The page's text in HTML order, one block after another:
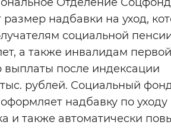
размер надбавки на уход,
социальной
а также инвалидам первой
выплаты после индексации
тыс. рублей. Социальный
надбавку по уходу
и также автоматически